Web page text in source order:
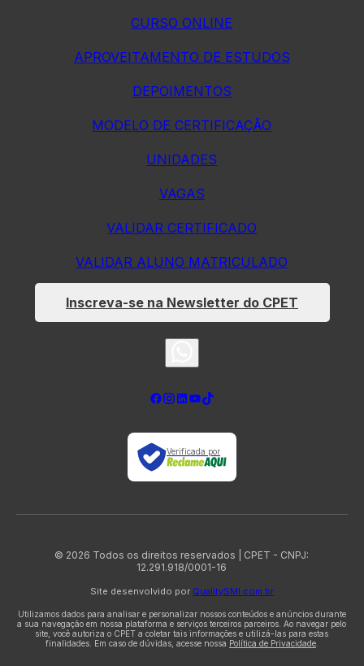
CURSO ONLINE
APROVEITAMENTO DE ESTUDOS
DEPOIMENTOS
MODELO DE CERTIFICAÇÃO
UNIDADES
VAGAS
VALIDAR CERTIFICADO
VALIDAR ALUNO MATRICULADO
Inscreva-se na Newsletter do CPET
Verificada por
© 2026 Todos os direitos reservados | CPET - CNPJ:
12.291.918/0001-16
Site desenvolvido por QualitySMI.com.br
Utilizamos dados para analisar e personalizar nossos conteúdos e anúncios durante
a sua navegação em nossa plataforma e serviços terceiros parceiros. Ao navegar pelo
site, você autoriza o CPET a coletar tais informações e utilizá-las para estas
finalidades. Em caso de dúvidas, acesse nossa Política de Privacidade